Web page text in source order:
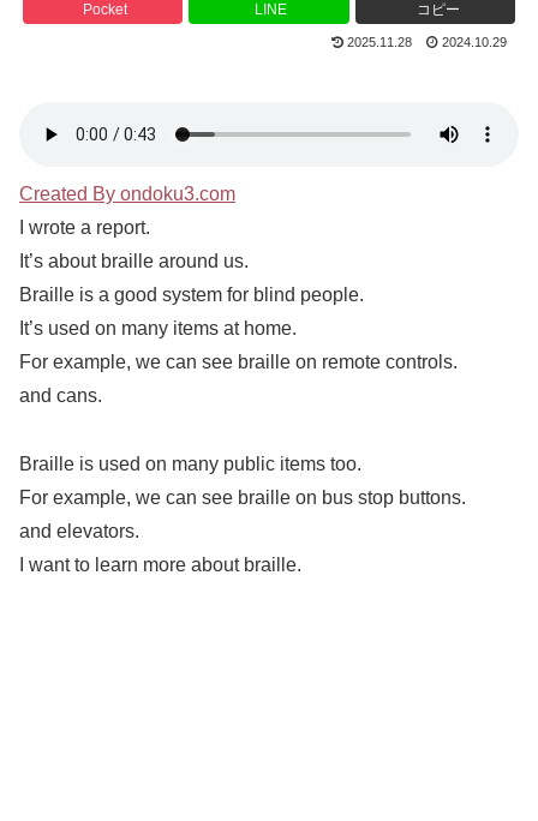
Pocket LINE コピー
2025.11.28 2024.10.29
Created By ondoku3.com
I wrote a report.
It’s about braille around us.
Braille is a good system for blind people.
It’s used on many items at home.
For example, we can see braille on remote controls.
and cans.
Braille is used on many public items too.
For example, we can see braille on bus stop buttons.
and elevators.
I want to learn more about braille.